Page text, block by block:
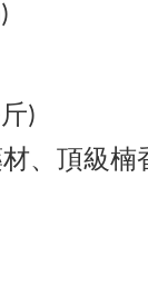
)
、 頂級楠